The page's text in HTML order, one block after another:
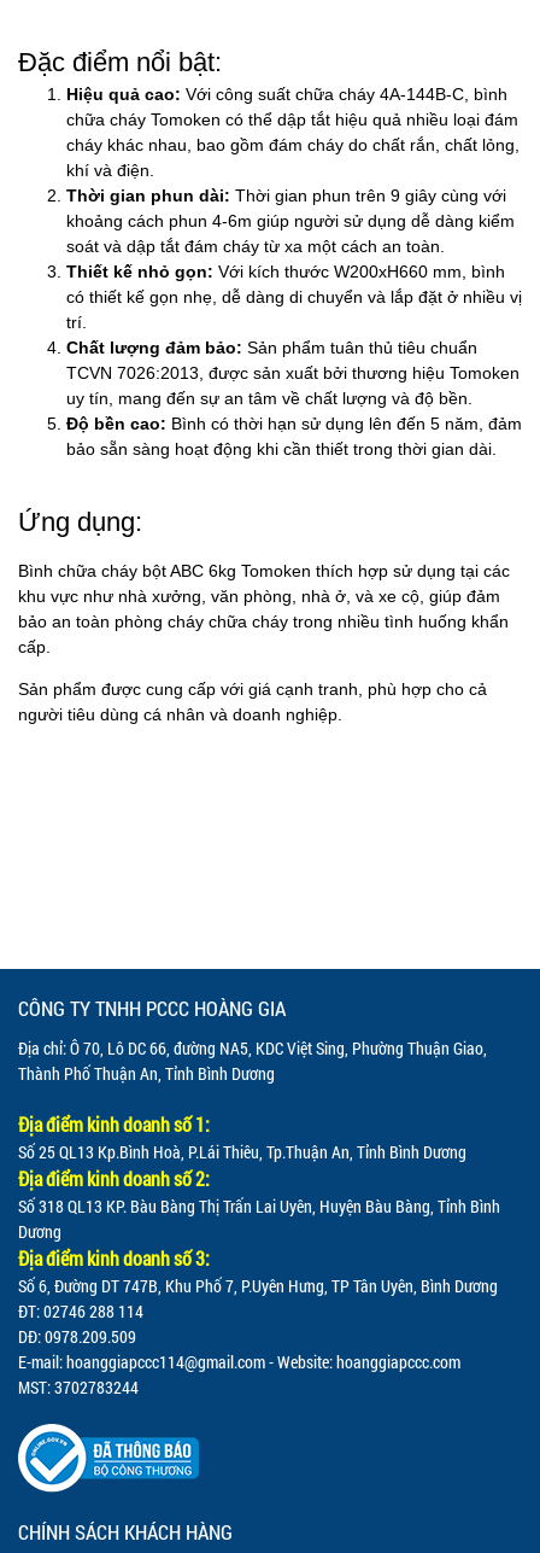
Đặc điểm nổi bật:
Hiệu quả cao: Với công suất chữa cháy 4A-144B-C, bình
chữa cháy Tomoken có thể dập tắt hiệu quả nhiều loại đám
cháy khác nhau, bao gồm đám cháy do chất rắn, chất lỏng,
khí và điện.
Thời gian phun dài: Thời gian phun trên 9 giây cùng với
khoảng cách phun 4-6m giúp người sử dụng dễ dàng kiểm
soát và dập tắt đám cháy từ xa một cách an toàn.
Thiết kế nhỏ gọn: Với kích thước W200xH660 mm, bình
có thiết kế gọn nhẹ, dễ dàng di chuyển và lắp đặt ở nhiều vị
trí.
Chất lượng đảm bảo: Sản phẩm tuân thủ tiêu chuẩn
TCVN 7026:2013, được sản xuất bởi thương hiệu Tomoken
uy tín, mang đến sự an tâm về chất lượng và độ bền.
Độ bền cao: Bình có thời hạn sử dụng lên đến 5 năm, đảm
bảo sẵn sàng hoạt động khi cần thiết trong thời gian dài.
Ứng dụng:
Bình chữa cháy bột ABC 6kg Tomoken thích hợp sử dụng tại các
khu vực như nhà xưởng, văn phòng, nhà ở, và xe cộ, giúp đảm
bảo an toàn phòng cháy chữa cháy trong nhiều tình huống khẩn
cấp.
Sản phẩm được cung cấp với giá cạnh tranh, phù hợp cho cả
người tiêu dùng cá nhân và doanh nghiệp.
CÔNG TY TNHH PCCC HOÀNG GIA
Địa chỉ: Ô 70, Lô DC 66, đường NA5, KDC Việt Sing, Phường Thuận Giao,
Thành Phố Thuận An, Tỉnh Bình Dương
Địa điểm kinh doanh số 1:
Số 25 QL13 Kp.Bình Hoà, P.Lái Thiêu, Tp.Thuận An, Tỉnh Bình Dương
Địa điểm kinh doanh số 2:
Số 318 QL13 KP. Bàu Bàng Thị Trấn Lai Uyên, Huyện Bàu Bàng, Tỉnh Bình
Dương
Địa điểm kinh doanh số 3:
Số 6, Đường DT 747B, Khu Phố 7, P.Uyên Hưng, TP Tân Uyên, Bình Dương
ĐT: 02746 288 114
DĐ: 0978.209.509
E-mail:hoanggiapccc114@gmail.com- Website: hoanggiapccc.com
MST: 3702783244
CHÍNH SÁCH KHÁCH HÀNG